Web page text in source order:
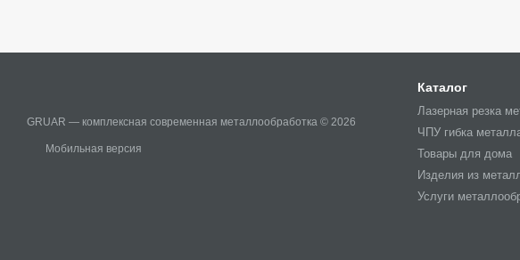
GRUAR — комплексная современная металлообработка © 2026
Мобильная версия
Каталог
Лазерная резка
ЧПУ гибка
Товары для дома
Изделия из
Услуги